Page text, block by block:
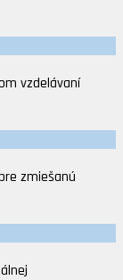
vzdelávaní
zmiešanú